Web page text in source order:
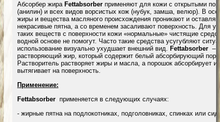
Абсорбер жира Fettabsorber применяют для кожи с открытыми
(анилин) и всех видов ворсистых кож (нубук, замша, велюр). В
жиры и вещества масляного происхождения проникают и
некрасивые пятна, а со временем засаливают поверхность. Для
таких веществ с поверхности кожи «нормальные» чистящие
водной основе не помогут. Часто такие средства усугубляют
использование визуально ухудшает внешний вид. Fettabsorber –
растворяющий жир, который содержит белый абсорбирующий
Растворитель растворяет жиры и масла, а порошок абсорбирует
вытягивает на поверхность.
Применение:
Fettabsorber применяется в следующих случаях:
- жирные пятна на подлокотниках, подголовниках, спинках или